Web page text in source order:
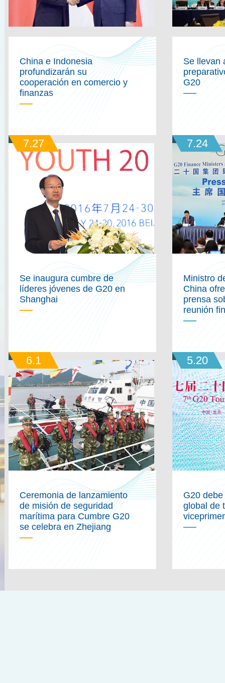
China e Indonesia
profundizarán su
cooperación en comercio y
finanzas
Se llevan
G20
7.27
Se inaugura cumbre de
líderes jóvenes de G20 en
Shanghai
7.24
Ministro
China
prensa
reunión
6.1
Ceremonia de lanzamiento
de misión de seguridad
marítima para Cumbre G20
se celebra en Zhejiang
5.20
G20
global de